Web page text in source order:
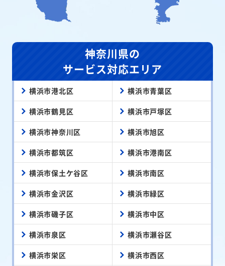
神奈川県の
サービス対応エリア
横浜市港北区 横浜市青葉区
横浜市鶴見区 横浜市戸塚区
横浜市神奈川区 横浜市旭区
横浜市都筑区 横浜市港南区
横浜市保土ケ谷区 横浜市南区
横浜市金沢区 横浜市緑区
横浜市磯子区 横浜市中区
横浜市泉区 横浜市瀬谷区
横浜市栄区 横浜市西区